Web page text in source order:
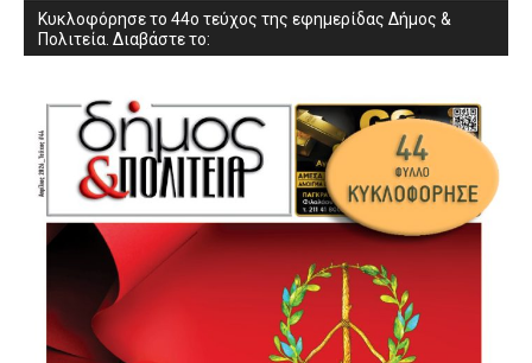
Κυκλοφόρησε το 44ο τεύχος της εφημερίδας Δήμος &
Πολιτεία. Διαβάστε το: